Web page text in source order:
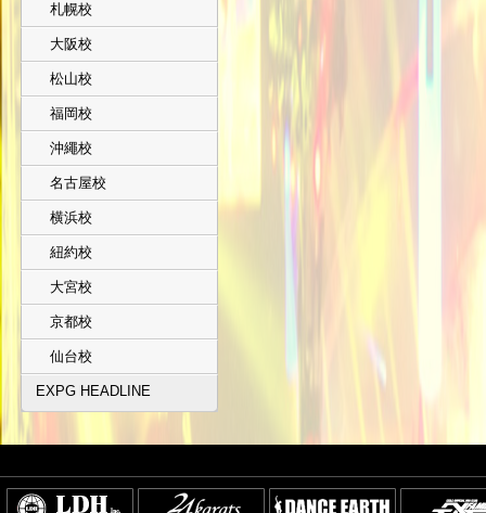
札幌校
大阪校
松山校
福岡校
沖繩校
名古屋校
横浜校
紐約校
大宮校
京都校
仙台校
EXPG HEADLINE